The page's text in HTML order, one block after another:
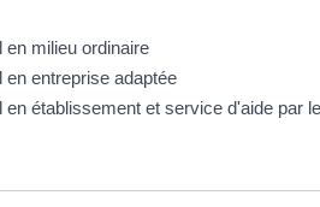
en milieu ordinaire
en entreprise adaptée
en établissement et service d'aide par